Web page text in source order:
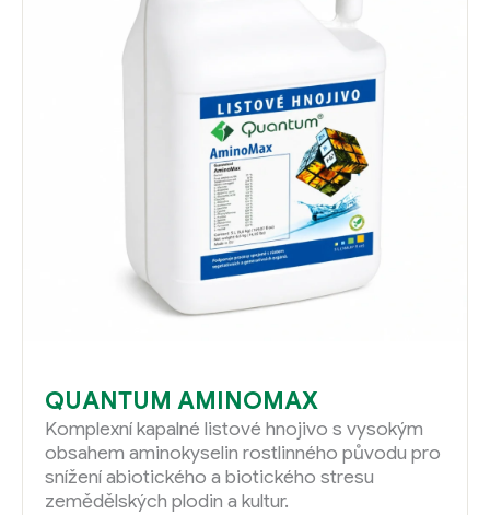
QUANTUM AMINOMAX
Komplexní kapalné listové hnojivo s vysokým
obsahem aminokyselin rostlinného původu pro
snížení abiotického a biotického stresu
zemědělských plodin a kultur.